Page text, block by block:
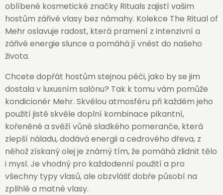
oblíbené kosmetické značky Rituals zajistí vašim
hostům zářivé vlasy bez námahy. Kolekce The Ritual of
Mehr oslavuje radost, která pramení z intenzivní a
zářivé energie slunce a pomáhá jí vnést do našeho
života.
Chcete dopřát hostům stejnou péči, jako by se jim
dostala v luxusním salónu? Tak k tomu vám pomůže
kondicionér Mehr. Skvělou atmosféru při každém jeho
použití jistě skvěle doplní kombinace pikantní,
kořeněné a svěží vůně sladkého pomeranče, která
zlepší náladu, dodává energii a cedrového dřeva, z
něhož získaný olej je známý tím, že pomáhá zlidnit tělo
i mysl. Je vhodný pro každodenní použití a pro
všechny typy vlasů, ale obzvlášť dobře působí na
zplihlé a matné vlasy.